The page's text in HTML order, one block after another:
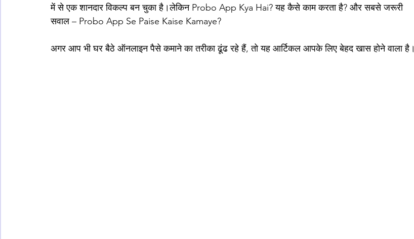
में से एक शानदार विकल्प बन चुका है।लेकिन Probo App Kya Hai? यह कैसे काम करता है? और सबसे जरूरी
सवाल – Probo App Se Paise Kaise Kamaye?
अगर आप भी घर बैठे ऑनलाइन पैसे कमाने का तरीका ढूंढ रहे हैं, तो यह आर्टिकल आपके लिए बेहद खास होने वाला है।